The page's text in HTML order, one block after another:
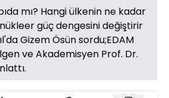
mı? Hangi ülkenin ne kadar
güç dengesini değiştirir
Gizem Ösün sordu;EDAM
ve Akademisyen Prof. Dr.